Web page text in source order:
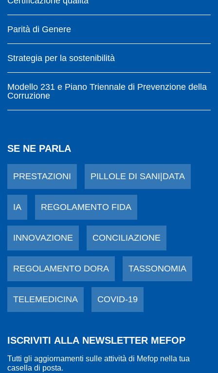
Parità di Genere
Strategia per la sostenibilità
Modello 231 e Piano Triennale di Prevenzione della
Corruzione
SE NE PARLA
PRESTAZIONI PILLOLE DI SANI|DATA
IA REGOLAMENTO FIDA
INNOVAZIONE CONCILIAZIONE
REGOLAMENTO DORA TASSONOMIA
TELEMEDICINA COVID-19
ISCRIVITI ALLA NEWSLETTER MEFOP
Tutti gli aggiornamenti sulle attività di Mefop nella tua
casella di posta.